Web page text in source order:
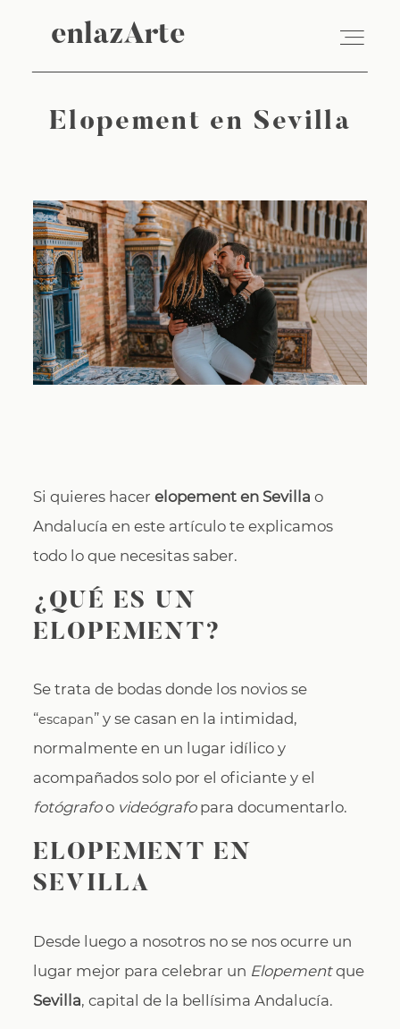
enlazArte
VÍDEO
EMPRESAS
SOBRE NOSOTROS
BLOG
Elopement en Sevilla
Si quieres hacerelopement en Sevilla o
Andalucía en este artículo te explicamos
todo lo que necesitas saber.
¿QUÉ ES UN
ELOPEMENT?
Se trata de bodas donde los novios se
“escapan” y se casan en la intimidad,
normalmente en un lugar idílico y
acompañados solo por el oficiante y el
fotógrafoo videógrafopara documentarlo.
ELOPEMENT EN
SEVILLA
Desde luego a nosotros no se nos ocurre un
lugar mejor para celebrar un Elopementque
Sevilla, capital de la bellísima Andalucía.